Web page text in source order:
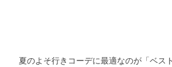
夏のよそ行きコーデに最適なのが「ベス